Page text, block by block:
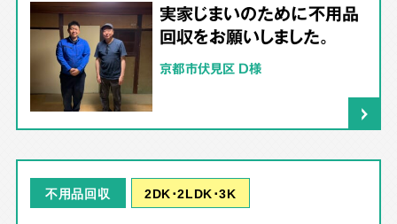
実家じまいのために不用品
回収をお願いしました。
京都市伏見区 D様
不用品回収 2DK･2LDK･3K